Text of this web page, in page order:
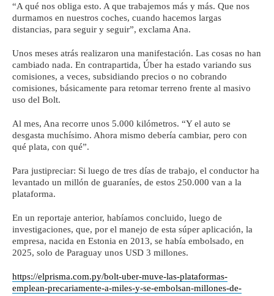
“A qué nos obliga esto. A que trabajemos más y más. Que nos
durmamos en nuestros coches, cuando hacemos largas
distancias, para seguir y seguir”, exclama Ana.
Unos meses atrás realizaron una manifestación. Las cosas no han
cambiado nada. En contrapartida, Úber ha estado variando sus
comisiones, a veces, subsidiando precios o no cobrando
comisiones, básicamente para retomar terreno frente al masivo
uso del Bolt.
Al mes, Ana recorre unos 5.000 kilómetros. “Y el auto se
desgasta muchísimo. Ahora mismo debería cambiar, pero con
qué plata, con qué”.
Para justipreciar: Si luego de tres días de trabajo, el conductor ha
levantado un millón de guaraníes, de estos 250.000 van a la
plataforma.
En un reportaje anterior, habíamos concluido, luego de
investigaciones, que, por el manejo de esta súper aplicación, la
empresa, nacida en Estonia en 2013, se había embolsado, en
2025, solo de Paraguay unos USD 3 millones.
https://elprisma.com.py/bolt-uber-muve-las-plataformas-
emplean-precariamente-a-miles-y-se-embolsan-millones-de-